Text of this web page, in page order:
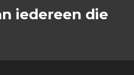
iedereen die